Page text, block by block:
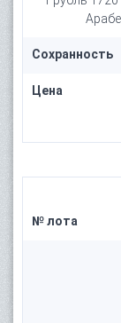
Сохранность
Цена
№ лота